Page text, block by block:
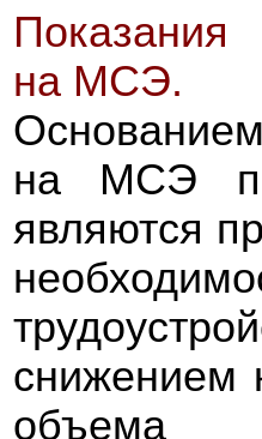
на МСЭ.
на МСЭ
являются
снижением